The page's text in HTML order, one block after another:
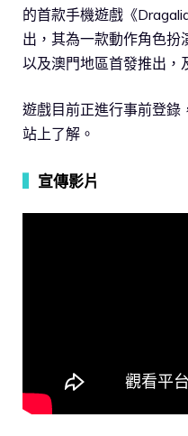
的首款手機遊戲《
出，其為一款動作角色扮
以及澳門地區首發推出，
遊戲目前正進行事前登錄
站上了解。
宣傳影片